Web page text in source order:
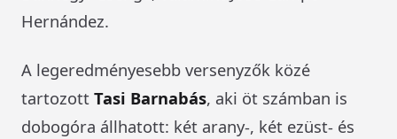
Hernández.
A legeredményesebb versenyzők közé
tartozott Tasi Barnabás, aki öt számban is
dobogóra állhatott: két arany-, két ezüst- és